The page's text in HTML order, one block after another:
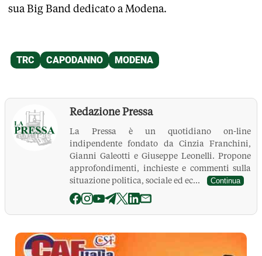
sua Big Band dedicato a Modena.
Redazione Pressa
La Pressa è un quotidiano on-line
indipendente fondato da Cinzia Franchini,
Gianni Galeotti e Giuseppe Leonelli. Propone
approfondimenti, inchieste e commenti sulla
situazione politica, sociale ed ec...
Continua
La Pressa